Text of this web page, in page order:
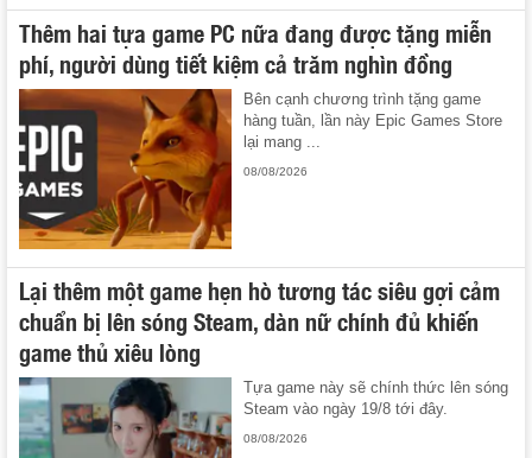
Thêm hai tựa game PC nữa đang được tặng miễn
phí, người dùng tiết kiệm cả trăm nghìn đồng
Bên cạnh chương trình tặng game
hàng tuần, lần này Epic Games Store
lại mang ...
08/08/2026
Lại thêm một game hẹn hò tương tác siêu gợi cảm
chuẩn bị lên sóng Steam, dàn nữ chính đủ khiến
game thủ xiêu lòng
Tựa game này sẽ chính thức lên sóng
Steam vào ngày 19/8 tới đây.
08/08/2026